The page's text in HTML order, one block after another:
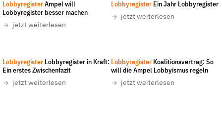
Lobbyregister Ampel will
Lobbyregister besser machen
jetzt weiterlesen
Lobbyregister Ein Jahr Lobbyregister
jetzt weiterlesen
Lobbyregister Lobbyregister in Kraft:
Ein erstes Zwischenfazit
jetzt weiterlesen
4.0
Lobbyregister Koalitionsvertrag: So
will die Ampel Lobbyismus regeln
jetzt weiterlesen